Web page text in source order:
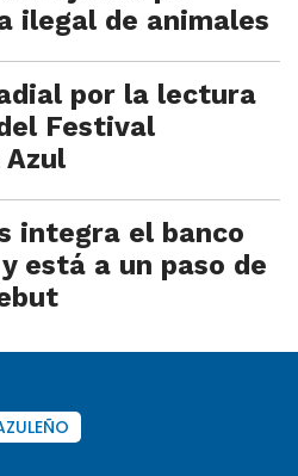
ilegal de animales
por la lectura
Festival
integra el banco
está a un paso de